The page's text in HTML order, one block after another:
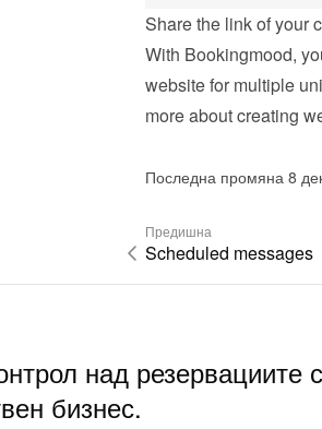
Share the link of your
With Bookingmood,
website for multiple
more about creating
Последна промяна 8
Предишна
Scheduled messages
над резервациите
бизнес.